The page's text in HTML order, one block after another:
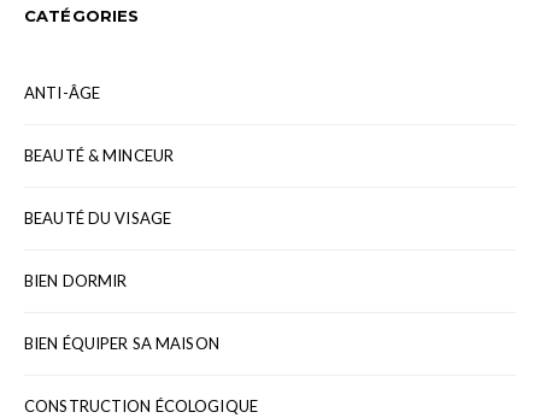
CATÉGORIES
ANTI-ÂGE
BEAUTÉ & MINCEUR
BEAUTÉ DU VISAGE
BIEN DORMIR
BIEN ÉQUIPER SA MAISON
CONSTRUCTION ÉCOLOGIQUE